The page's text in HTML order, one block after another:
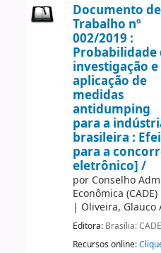
Documento de
Trabalho nº
002/2019 :
Probabilidade
investigação e
aplicação de
medidas
antidumping
para a
brasileira :
para a
eletrônico] /
por Conselho
Econômica (CADE)
| Oliveira, Glauco
Editora: Brasília:
Recursos online: